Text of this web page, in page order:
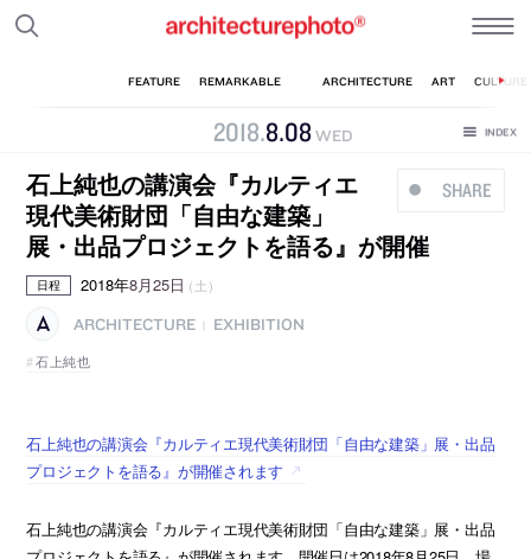
2018.8.08 WED
SHARE
石上純也の講演会『カルティエ
現代美術財団「自由な建築」
展・出品プロジェクトを語る』が開催
日程 2018年8月25日（土）
ARCHITECTURE
EXHIBITION
石上純也
石上純也の講演会『カルティエ現代美術財団「自由な建築」展・出品
プロジェクトを語る』が開催されます
石上純也の講演会『カルティエ現代美術財団「自由な建築」展・出品